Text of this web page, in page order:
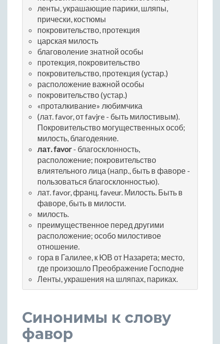
ленты, украшающие парики, шляпы,
прически, костюмы
покровительство, протекция
царская милость
благоволение знатной особы
протекция, покровительство
покровительство, протекция (устар.)
расположение важной особы
покровительство (устар.)
«проталкивание» любимчика
(лат. favor, от favjre - быть милостивым).
Покровительство могущественных особ;
милость, благодеяние.
лат. favor- благосклонность,
расположение; покровительство
влиятельного лица (напр., быть в фаворе -
пользоваться благосклонностью).
лат. favor, франц. faveur. Милость. Быть в
фаворе, быть в милости.
милость.
преимущественное перед другими
расположение; особо милостивое
отношение.
гора в Галилее, к ЮВ от Назарета; место,
где произошло Преображение Господне
Ленты, украшения на шляпах, париках.
Синонимы к слову
фавор